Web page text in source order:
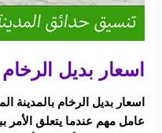
اسعار بديل الرخام
اسعار بديل الرخام بالمدينة
عامل مهم عندما يتعلق الأمر